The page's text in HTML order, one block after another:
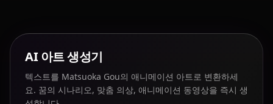
AI 아트 생성기
텍스트를 Matsuoka Gou의 애니메이션 아트로 변환하세
요. 꿈의 시나리오, 맞춤 의상, 애니메이션 동영상을 즉시 생